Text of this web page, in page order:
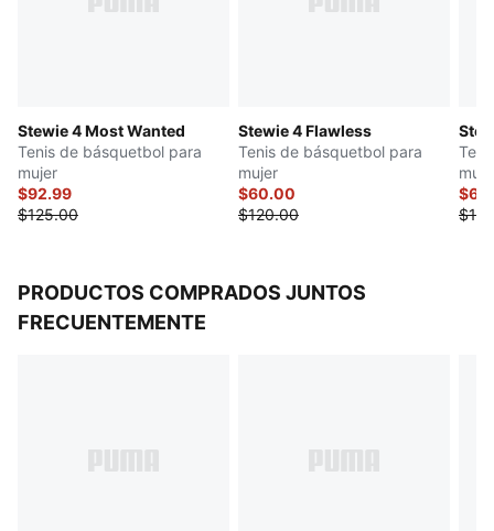
resistente a la alta abrasión
Refuerzo de TPU en lateral, para mayor protección y
durabilidad
Detalles de la marca Breanna Stewart
Stewie 4 Most Wanted
Tenis de básquetbol para
mujer
$92.99
$125.00
Stewie 4 Flawless
Tenis de básquetbol para
mujer
$60.00
$120.00
PRODUCTOS COMPRADOS JUNTOS
FRECUENTEMENTE